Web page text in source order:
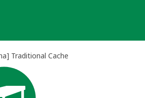
Traditional Cache